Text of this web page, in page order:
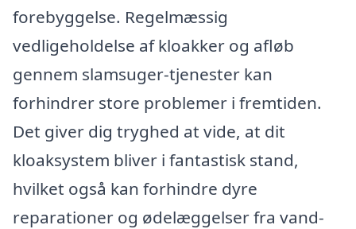
forebyggelse. Regelmæssig
vedligeholdelse af kloakker og afløb
gennem slamsuger-tjenester kan
forhindrer store problemer i fremtiden.
Det giver dig tryghed at vide, at dit
kloaksystem bliver i fantastisk stand,
hvilket også kan forhindre dyre
reparationer og ødelæggelser fra vand-